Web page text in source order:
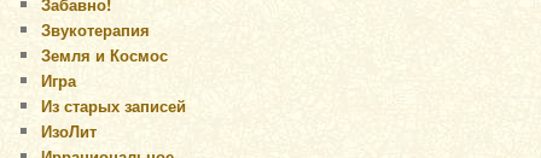
Звукотерапия
Земля и Космос
Игра
Из старых записей
ИзоЛит